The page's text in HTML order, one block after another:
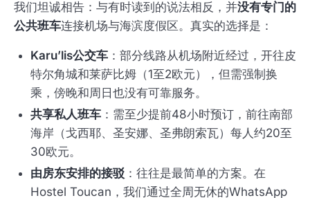
我们坦诚相告：与有时读到的说法相反，并没有专门的
公共班车连接机场与海滨度假区。真实的选择是：
Karu’lis公交车 ：部分线路从机场附近经过，开往皮
特尔角城和莱萨比姆（1至2欧元），但需强制换
乘，傍晚和周日也没有可靠服务。
共享私人班车 ：需至少提前48小时预订，前往南部
海岸（戈西耶、圣安娜、圣弗朗索瓦）每人约20至
30欧元。
由房东安排的接驳 ：往往是最简单的方案。在
Hostel Toucan，我们通过全周无休的WhatsApp